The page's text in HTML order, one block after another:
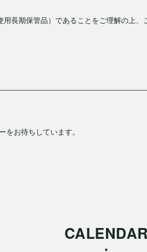
長期保管品）であることをご理解の上、
をお待ちしています。
CALENDAR